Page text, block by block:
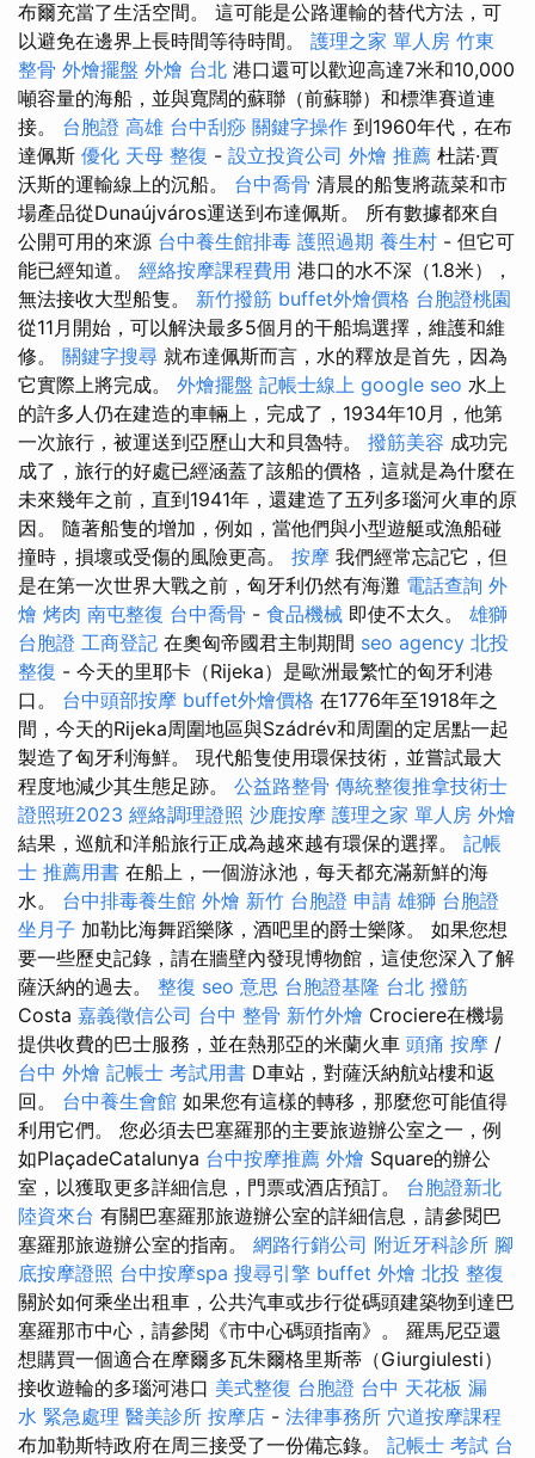
布爾充當了生活空間。 這可能是公路運輸的替代方法，可
以避免在邊界上長時間等待時間。 護理之家 單人房 竹東
整骨 外燴擺盤 外燴 台北 港口還可以歡迎高達7米和10,000
噸容量的海船，並與寬闊的蘇聯（前蘇聯）和標準賽道連
接。 台胞證 高雄 台中刮痧 關鍵字操作 到1960年代，在布
達佩斯 優化 天母 整復 - 設立投資公司 外燴 推薦 杜諾·賈
沃斯的運輸線上的沉船。 台中喬骨 清晨的船隻將蔬菜和市
場產品從Dunaújváros運送到布達佩斯。 所有數據都來自
公開可用的來源 台中養生館排毒 護照過期 養生村 - 但它可
能已經知道。 經絡按摩課程費用 港口的水不深（1.8米），
無法接收大型船隻。 新竹撥筋 buffet外燴價格 台胞證桃園
從11月開始，可以解決最多5個月的干船塢選擇，維護和維
修。 關鍵字搜尋 就布達佩斯而言，水的釋放是首先，因為
它實際上將完成。 外燴擺盤 記帳士線上 google seo 水上
的許多人仍在建造的車輛上，完成了，1934年10月，他第
一次旅行，被運送到亞歷山大和貝魯特。 撥筋美容 成功完
成了，旅行的好處已經涵蓋了該船的價格，這就是為什麼在
未來幾年之前，直到1941年，還建造了五列多瑙河火車的原
因。 隨著船隻的增加，例如，當他們與小型遊艇或漁船碰
撞時，損壞或受傷的風險更高。 按摩 我們經常忘記它，但
是在第一次世界大戰之前，匈牙利仍然有海灘 電話查詢 外
燴 烤肉 南屯整復 台中喬骨 - 食品機械 即使不太久。 雄獅
台胞證 工商登記 在奧匈帝國君主制期間 seo agency 北投
整復 - 今天的里耶卡（Rijeka）是歐洲最繁忙的匈牙利港
口。 台中頭部按摩 buffet外燴價格 在1776年至1918年之
間，今天的Rijeka周圍地區與Szádrév和周圍的定居點一起
製造了匈牙利海鮮。 現代船隻使用環保技術，並嘗試最大
程度地減少其生態足跡。 公益路整骨 傳統整復推拿技術士
證照班2023 經絡調理證照 沙鹿按摩 護理之家 單人房 外燴
結果，巡航和洋船旅行正成為越來越有環保的選擇。 記帳
士 推薦用書 在船上，一個游泳池，每天都充滿新鮮的海
水。 台中排毒養生館 外燴 新竹 台胞證 申請 雄獅 台胞證
坐月子 加勒比海舞蹈樂隊，酒吧里的爵士樂隊。 如果您想
要一些歷史記錄，請在牆壁內發現博物館，這使您深入了解
薩沃納的過去。 整復 seo 意思 台胞證基隆 台北 撥筋
Costa 嘉義徵信公司 台中 整骨 新竹外燴 Crociere在機場
提供收費的巴士服務，並在熱那亞的米蘭火車 頭痛 按摩 /
台中 外燴 記帳士 考試用書 D車站，對薩沃納航站樓和返
回。 台中養生會館 如果您有這樣的轉移，那麼您可能值得
利用它們。 您必須去巴塞羅那的主要旅遊辦公室之一，例
如PlaçadeCatalunya 台中按摩推薦 外燴 Square的辦公
室，以獲取更多詳細信息，門票或酒店預訂。 台胞證新北
陸資來台 有關巴塞羅那旅遊辦公室的詳細信息，請參閱巴
塞羅那旅遊辦公室的指南。 網路行銷公司 附近牙科診所 腳
底按摩證照 台中按摩spa 搜尋引擎 buffet 外燴 北投 整復
關於如何乘坐出租車，公共汽車或步行從碼頭建築物到達巴
塞羅那市中心，請參閱《市中心碼頭指南》。 羅馬尼亞還
想購買一個適合在摩爾多瓦朱爾格里斯蒂（Giurgiulesti）
接收遊輪的多瑙河港口 美式整復 台胞證 台中 天花板 漏
水 緊急處理 醫美診所 按摩店 - 法律事務所 穴道按摩課程
布加勒斯特政府在周三接受了一份備忘錄。 記帳士 考試 台